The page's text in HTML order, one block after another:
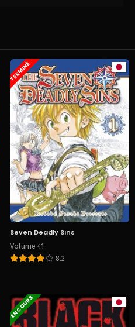
TERMINÉ
Seven Deadly Sins
Volume 41
8.2
EN COURS